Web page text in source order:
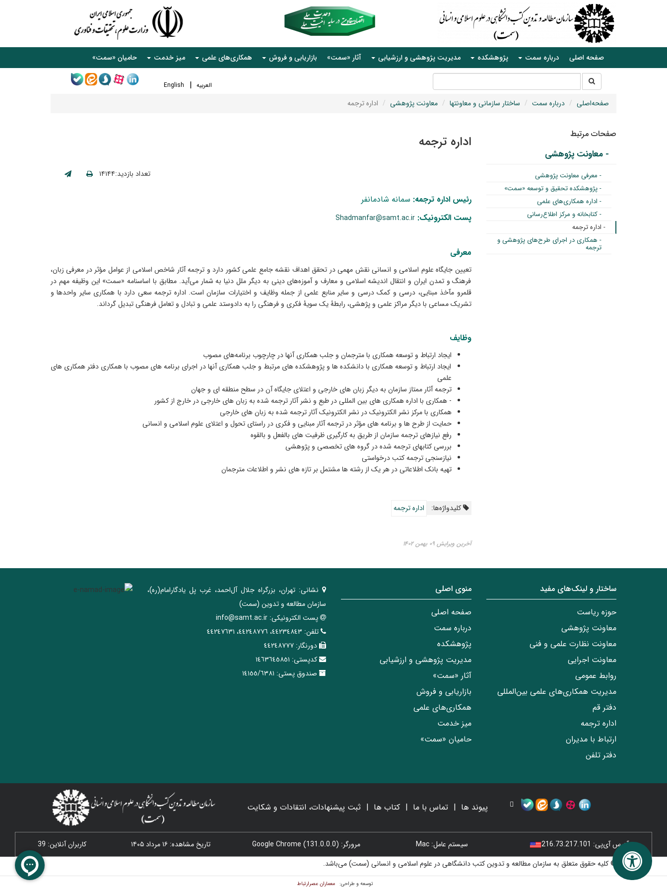
صفحه اصلی درباره سمت پژوهشکده مدیریت پژوهشی و ارزشیابی آثار «سمت» بازاریابی و فروش همکاری‌های علمی میز خدمت حامیان «سمت»
العربیه English جستجو
در
سایتصفحه‌اصلی درباره سمت ساختار سازمانی و معاونتها معاونت پژوهشی اداره ترجمه
اداره ترجمه
تعداد بازدید:۱۴۱۴۴
رئیس اداره ترجمه: سمانه شادمانفر
پست الکترونیک: Shadmanfar@samt.ac.ir
معرفی
تعیین جایگاه علوم اسلامی و انسانی نقش مهمی در تحقق اهداف نقشه جامع علمی کشور دارد و ترجمه آثار شاخص اسلامی از عوامل مؤثر در معرفی زبان،
فرهنگ و تمدن ایران و انتقال اندیشه اسلامی و معارف و آموزه‌های دینی به دیگر ملل دنیا به شمار می‌آید. مطابق با اساسنامه «سمت» این وظیفه مهم در
قلمرو مآخذ مبنایی، درسی و کمک درسی و سایر منابع علمی از جمله وظایف و اختیارات سازمان است. اداره ترجمه سعی دارد با همکاری سایر واحدها و
تشریک مساعی با دیگر مراکز علمی و پژهشی، رابطۀ یک سویۀ فکری و فرهنگی را به دادوستد علمی و تبادل و تعامل فرهنگی تبدیل گرداند.
وظایف
ایجاد ارتباط و توسعه همکاری با مترجمان و جلب همکاری آنها در چارچوب برنامه‌های مصوب
ایجاد ارتباط و توسعه همکاری با دانشکده ها و پژوهشکده های مرتبط و جلب همکاری آنها در اجرای برنامه های مصوب با همکاری دفتر همکاری های
علمی
ترجمه آثار ممتاز سازمان به دیگر زبان های خارجی و اعتلای جایگاه آن در سطح منطقه ای و جهان
- همکاری با اداره همکاری های بین المللی در طبع و نشر آثار ترجمه شده به زبان های خارجی در خارج از کشور
همکاری با مرکز نشر الکترونیک در نشر الکترونیک آثار ترجمه شده به زبان های خارجی
حمایت از طرح ها و برنامه های مؤثر در ترجمه آثار مبنایی و فکری در راستای تحول و اعتلای علوم اسلامی و انسانی
رفع نیازهای ترجمه سازمان از طریق به کارگیری ظرفیت های بالفعل و بالقوه
بررسی کتابهای ترجمه شده در گروه های تخصصی و پژوهشی
نیازسنجی ترجمه کتب درخواستی
تهیه بانک اطلاعاتی در هر یک از رشته ها مشتمل بر تازه های نشر و اطلاعات مترجمان
کلیدواژه‌ها: اداره ترجمه
آخرین ویرایش ۰۹ بهمن ۱۴۰۲
صفحات مرتبط
- معاونت پژوهشی
- معرفی معاونت پژوهشی
- پژوهشکده تحقیق و توسعه «سمت»
- اداره همکاری‌های علمی
- کتابخانه و مرکز اطلاع‌رسانی
- اداره ترجمه
- همکاری در اجرای طرح‌های پژوهشی و
ترجمه
ساختار‌‌ و‌‌ لینک‌های مفید
حوزه ریاست
معاونت پژوهشی
معاونت نظارت علمی و فنی
معاونت اجرایی
روابط عمومی
مدیریت همکاری‌های علمی بین‌المللی
دفتر قم
اداره ترجمه
ارتباط با مدیران
دفتر تلفن
منوی اصلی
صفحه اصلی
درباره سمت
پژوهشکده
مدیریت پژوهشی و ارزشیابی
آثار «سمت»
بازاریابی و فروش
همکاری‌های علمی
میز خدمت
حامیان «سمت»
نشانی: تهران، ‌بزرگراه ‌جلال آل‌احمد، غرب پل يادگار‌امام(ره)‌،
سازمان مطالعه و تدوین‌ (سمت)
پست الکترونیکی: info@samt.ac.ir
تلفن: ٤٤٢٣٤٨٤٣، ٤٤٢٤٨٧٧٦، ٤٤٢٤٧٦٣١
دورنگار: ٤٤٢٤٨٧٧٧
کدپستی: ١٤٦٣٦٤٥٨٥١
صندوق پستی: ١٤١٥٥/٦٣٨١
پیوند ها تماس با ما کتاب ها ثبت پیشنهادات، انتقادات و شکایت
آدرس آی‌پی: 216.73.217.101 سیستم عامل: Mac مرورگر: Google Chrome (131.0.0.0) تاریخ مشاهده: ۱۶ مرداد ۱۴۰۵
کاربران آنلاین: 39
© کلیه حقوق متعلق به سازمان مطالعه و تدوین کتب دانشگاهی در علوم اسلامی و انسانی (سمت) می‌باشد.
توسعه و طراحی: معماران عصر‌ارتباط